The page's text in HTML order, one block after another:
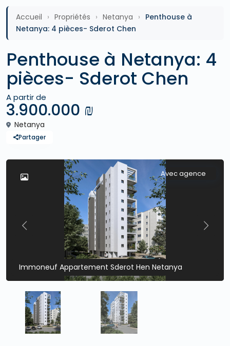
Accueil › Propriétés › Netanya › Penthouse à
Netanya: 4 pièces- Sderot Chen
Penthouse à Netanya: 4
pièces- Sderot Chen
A partir de
3.900.000 ₪
Netanya
Partager
Avec agence
Immoneuf Appartement Sderot Hen Netanya
Previous